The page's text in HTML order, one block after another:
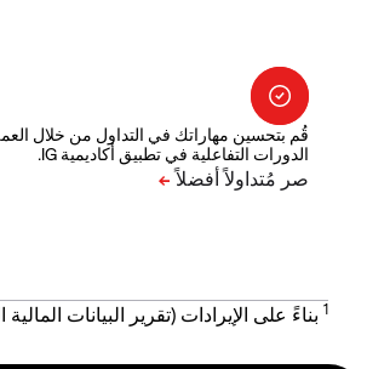
قُم بتحسين مهاراتك في التداول من خلال
الدورات التفاعلية في تطبيق أكاديمية IG.
1 بناءً على الإيرادات (تقرير البيانات المالية